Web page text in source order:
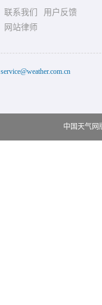
联系我们
用户反馈
网站律师
service@weather.com.cn
中国天气